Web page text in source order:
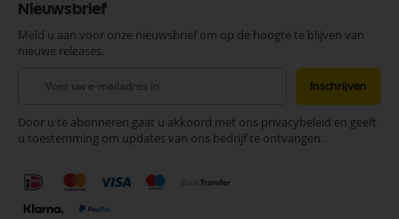
Nieuwsbrief
Meld u aan voor onze nieuwsbrief om op de hoogte te blijven van
nieuwe releases.
onze
nieuwsbrief
Inschrijven
Door u te abonneren gaat u akkoord met ons privacybeleid en geeft
u toestemming om updates van ons bedrijf te ontvangen.